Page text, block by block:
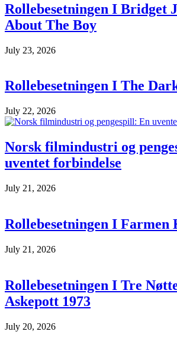
Rollebesetningen I Bridget
About The Boy
July 23, 2026
Rollebesetningen I The
July 22, 2026
Norsk filmindustri og
uventet forbindelse
July 21, 2026
Rollebesetningen I Farmen
July 21, 2026
Rollebesetningen I Tre
Askepott 1973
July 20, 2026